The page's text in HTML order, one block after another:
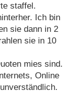
staffel.
Ich bin
sie dann in 2
sie in 10
mies sind.
Online